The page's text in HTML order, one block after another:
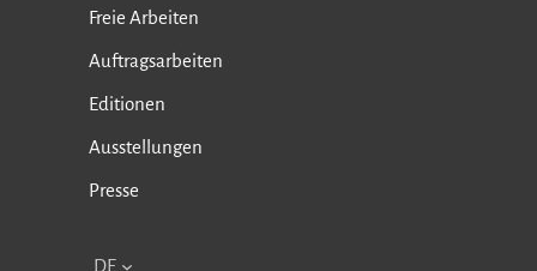
Freie Arbeiten
Auftragsarbeiten
Editionen
Ausstellungen
Presse
DE